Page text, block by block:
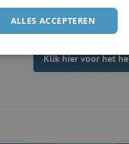
Mikis Kools -
Klik hier voor het
ALLES ACCEPTEREN